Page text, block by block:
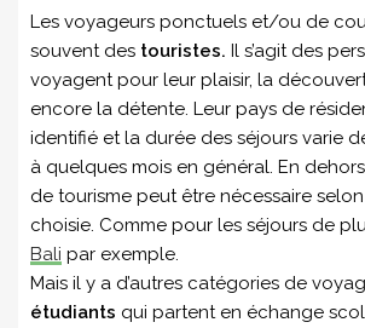
Les voyageurs ponctuels et/ou de
souvent des touristes. Il s’agit des
voyagent pour leur plaisir, la
encore la détente. Leur pays de
identifié et la durée des séjours varie
à quelques mois en général. En dehors
de tourisme peut être nécessaire
choisie. Comme pour les séjours de
Bali par exemple.
Mais il y a d’autres catégories de
étudiants qui partent en échange